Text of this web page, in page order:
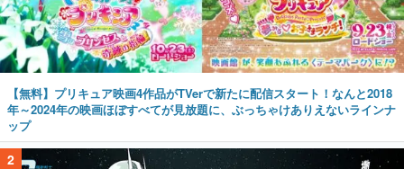
【無料】プリキュア映画4作品がTVerで新たに配信スタート！なんと2018
年～2024年の映画ほぼすべてが見放題に、ぶっちゃけありえないラインナ
ップ
2